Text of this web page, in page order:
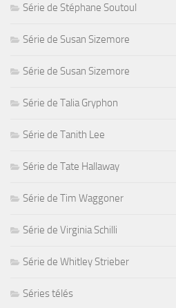
Série de Stéphane Soutoul
Série de Susan Sizemore
Série de Susan Sizemore
Série de Talia Gryphon
Série de Tanith Lee
Série de Tate Hallaway
Série de Tim Waggoner
Série de Virginia Schilli
Série de Whitley Strieber
Séries télés